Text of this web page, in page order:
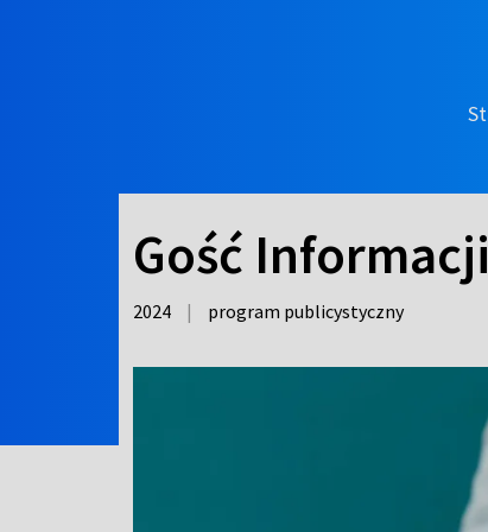
Gość Informacji
2024 | program publicystyczny